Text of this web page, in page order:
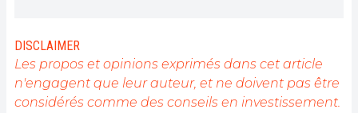
DISCLAIMER
Les propos et opinions exprimés dans cet article
n'engagent que leur auteur, et ne doivent pas être
considérés comme des conseils en investissement.